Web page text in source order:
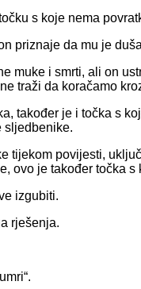
s koje nema
priznaje da mu je
muke i smrti, ali on
traži da koračamo
također je i točka s
sljedbenike.
tijekom povijesti,
ovo je također točka s
izgubiti.
rješenja.